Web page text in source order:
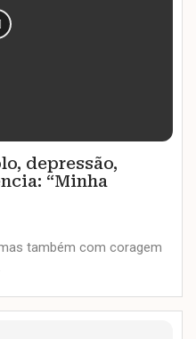
depressão,
“Minha
também com coragem